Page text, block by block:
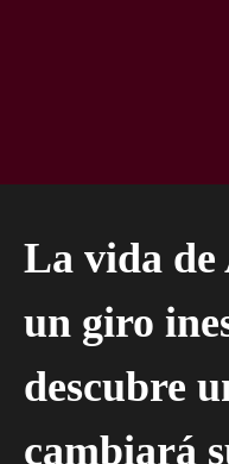
La vida
un giro
descubre
cambiará